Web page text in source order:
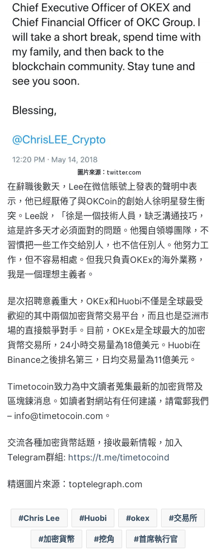
圖片來源：twitter.com
在辭職後數天，Lee在微信賬號上發表的聲明中表
示，他已經厭倦了與OKCoin的創始人徐明星發生衝
突。Lee說，「徐是一個技術人員，缺乏溝通技巧，
這是許多天才必須面對的問題。他獨自領導團隊，不
習慣把一些工作交給別人，也不信任別人。他努力工
作，但不容易相處。但我只負責OKEx的海外業務，
我是一個理想主義者。
是次招聘意義重大，OKEx和Huobi不僅是全球最受
歡迎的其中兩個加密貨幣交易平台，而且也是亞洲市
場的直接競爭對手。目前，OKEx是全球最大的加密
貨幣交易所，24小時交易量為18億美元。Huobi在
Binance之後排名第三，日均交易量為11億美元。
Timetocoin致力為中文讀者蒐集最新的加密貨幣及
區塊鍊消息。如讀者對網站有任何建議，請電郵我們
– info@timetocoin.com 。
交流各種加密貨幣話題，接收最新情報，加入
Telegram群組: https://t.me/timetocoind
精選圖片來源：toptelegraph.com
Chris Lee Huobi okex 交易所
加密貨幣 挖角 首席執行官